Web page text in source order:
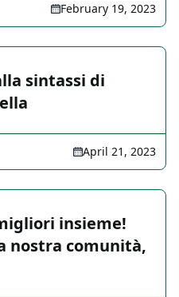
February 19, 2023
sintassi di
April 21, 2023
insieme!
nostra comunità,